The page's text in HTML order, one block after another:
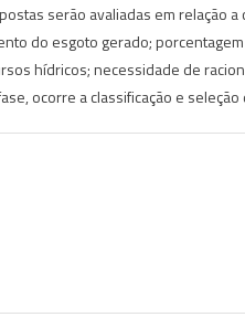
serão avaliadas em relação
do esgoto gerado;
hídricos; necessidade de
ocorre a classificação e